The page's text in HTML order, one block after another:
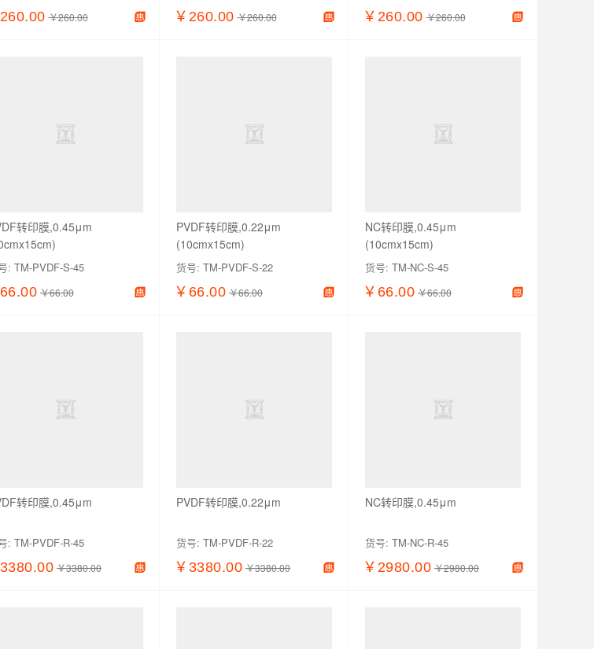
￥260.00 ￥260.00 ￥260.00 ￥260.00 ￥260.00
转印膜,0.45μm
: TM-PVDF-S-45
￥66.00
PVDF转印膜,0.22μm
(10cmx15cm)
货号: TM-PVDF-S-22
￥66.00 ￥66.00
NC转印膜,0.45μm
(10cmx15cm)
货号: TM-NC-S-45
￥66.00 ￥66.00
转印膜,0.45μm
: TM-PVDF-R-45
￥3380.00
PVDF转印膜,0.22μm
货号: TM-PVDF-R-22
￥3380.00 ￥3380.00
NC转印膜,0.45μm
货号: TM-NC-R-45
￥2980.00 ￥2980.00